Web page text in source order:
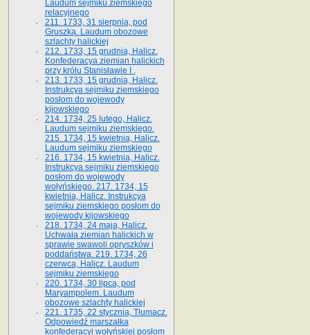
Laudum sejmiku ziemskiego
relacyjnego
211. 1733, 31 sierpnia, pod
Gruszką. Laudum obozowe
szlachty halickiej
212. 1733, 15 grudnia, Halicz.
Konfederacya ziemian halickich
przy królu Stanisławie I .
213. 1733, 15 grudnia, Halicz.
Instrukcya sejmiku ziemskiego
posłom do wojewody
kijowskiego
214. 1734, 25 lutego, Halicz.
Laudum sejmiku ziemskiego.
215. 1734, 15 kwietnia, Halicz.
Laudum sejmiku ziemskiego
216. 1734, 15 kwietnia, Halicz.
Instrukcya sejmiku ziemskiego
posłom do wojewody
wołyńskiego. 217. 1734, 15
kwietnia, Halicz. Instrukcya
sejmiku ziemskiego posłom do
wojewody kijowskiego
218. 1734, 24 maja, Halicz.
Uchwała ziemian halickich w
sprawie swawoli opryszków i
poddaństwa. 219. 1734, 26
czerwca, Halicz. Laudum
sejmiku ziemskiego
220. 1734, 30 lipca, pod
Maryampolem. Laudum
obozowe szlachty halickiej
221. 1735, 22 stycznia, Tłumacz.
Odpowiedź marszałka
konfederacyi wołyńskiej posłom